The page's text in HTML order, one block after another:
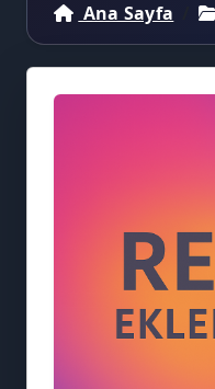
🎭
Ana Sayfa